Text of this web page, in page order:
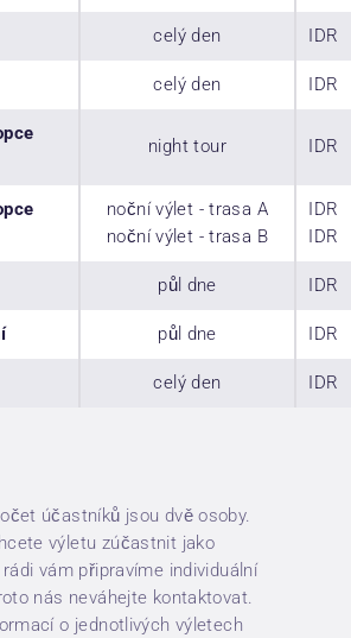
celý den IDR
celý den IDR
night tour IDR
noční výlet - trasa A
noční výlet - trasa B
IDR
IDR
půl dne IDR
půl dne IDR
celý den IDR
účastníků jsou dvě osoby.
výletu zúčastnit jako
vám připravíme individuální
nás neváhejte kontaktovat.
o jednotlivých výletech